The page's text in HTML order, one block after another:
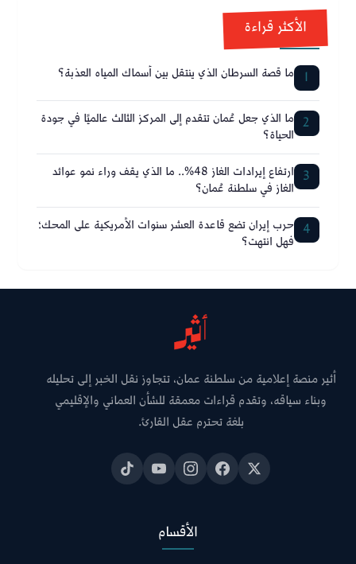
الأكثر قراءة
1 ما قصة السرطان الذي ينتقل بين أسماك المياه العذبة؟
2 ما الذي جعل عُمان تتقدم إلى المركز الثالث عالميًا في جودة
الحياة؟
3 ارتفاع إيرادات الغاز 48%.. ما الذي يقف وراء نمو عوائد
الغاز في سلطنة عُمان؟
4 حرب إيران تضع قاعدة العشر سنوات الأمريكية على المحك؛
فهل انتهت؟
أثير منصة إعلامية من سلطنة عمان، تتجاوز نقل الخبر إلى تحليله
وبناء سياقه، وتقدم قراءات معمقة للشأن العماني والإقليمي
بلغة تحترم عقل القارئ.
الأقسام